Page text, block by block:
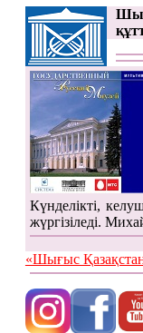
Күнделікті,
жүргізіледі.
«Шығыс